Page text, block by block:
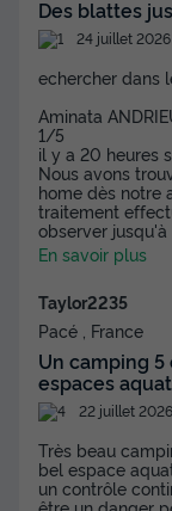
Animaux autorisés
Salon de jardin
MOBILHOME 6
6 Pers. |
du22/10/2026
Meilleur prix
Modifier les dates
Des blattes
24 juillet
echercher dans
Aminata
1/5
il y a 20 heures
Nous avons
home dès notre
traitement
observer
En savoir plus
Taylor2235
Pacé , France
Un camping
espaces
22 juillet 2026
Très beau
bel espace
un contrôle